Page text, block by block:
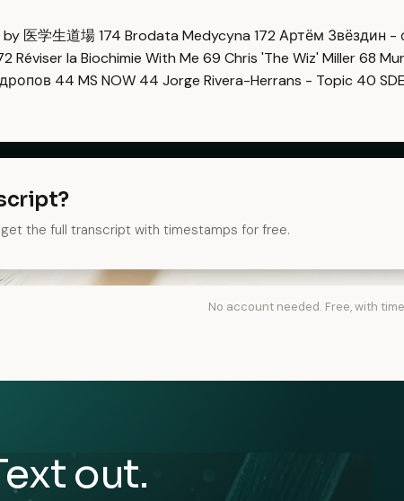
医学生道場174 Brodata Medycyna 172 Артём Звёздин -
Réviser la Biochimie With Me 69 Chris 'The Wiz' Miller68
44 MS NOW 44 Jorge Rivera-Herrans - Topic 40
get the full transcript with timestamps for free.
No account needed. Free, with
out.